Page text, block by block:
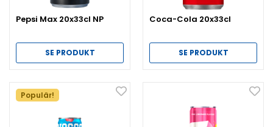
Pepsi Max 20x33cl NP
SE PRODUKT
Coca-Cola 20x33cl
SE PRODUKT
Populär!